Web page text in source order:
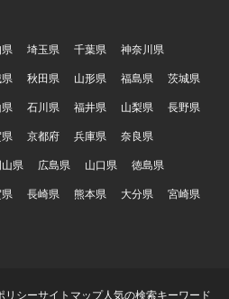
埼玉県 千葉県
神奈川県
秋田県 山形県 福島県
茨城県
石川県 福井県 山梨県
長野県
京都府 兵庫県
奈良県
県 広島県 山口県
徳島県
長崎県 熊本県 大分県
宮崎県
リシーサイトマップ人気の検索キーワード